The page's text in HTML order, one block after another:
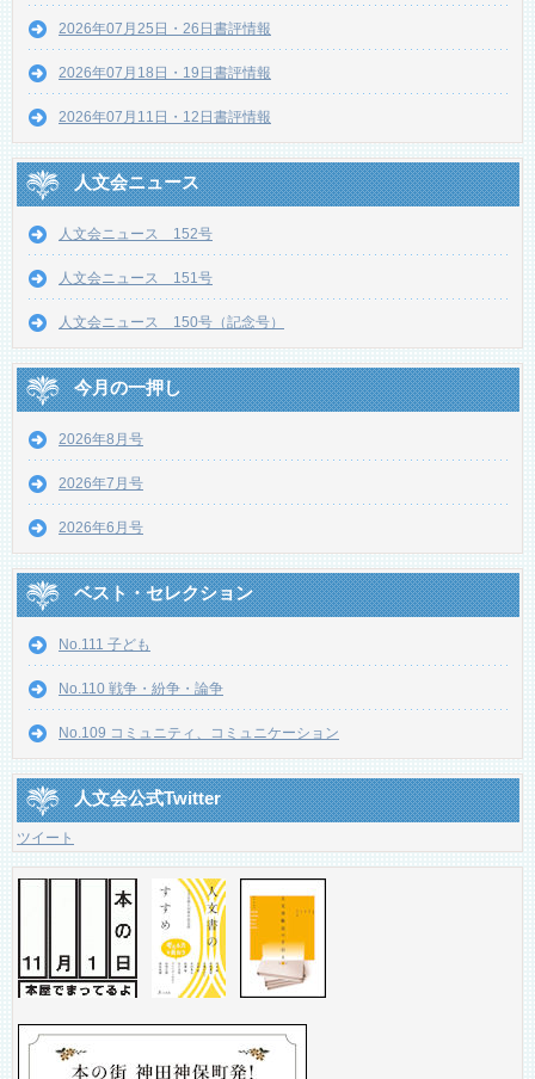
2026年07月25日・26日書評情報
2026年07月18日・19日書評情報
2026年07月11日・12日書評情報
人文会ニュース
人文会ニュース 152号
人文会ニュース 151号
人文会ニュース 150号（記念号）
今月の一押し
2026年8月号
2026年7月号
2026年6月号
ベスト・セレクション
No.111 子ども
No.110 戦争・紛争・論争
No.109 コミュニティ、コミュニケーション
人文会公式Twitter
ツイート